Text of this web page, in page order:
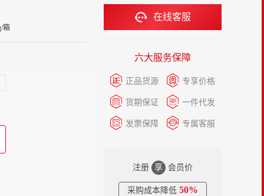
箱
在线客服
六大服务保障
正品货源 专享价格
货期保证 一件代发
发票保障 专属客服
注册 享 会员价
采购成本降低 50%